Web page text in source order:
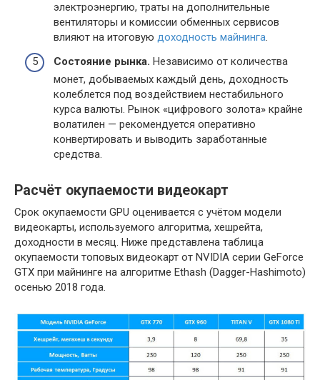
электроэнергию, траты на дополнительные
вентиляторы и комиссии обменных сервисов
влияют на итоговую доходность майнинга.
Состояние рынка. Независимо от количества
монет, добываемых каждый день, доходность
колеблется под воздействием нестабильного
курса валюты. Рынок «цифрового золота» крайне
волатилен — рекомендуется оперативно
конвертировать и выводить заработанные
средства.
Расчёт окупаемости видеокарт
Срок окупаемости GPU оценивается с учётом модели
видеокарты, используемого алгоритма, хешрейта,
доходности в месяц. Ниже представлена таблица
окупаемости топовых видеокарт от NVIDIA серии GeForce
GTX при майнинге на алгоритме Ethash (Dagger-Hashimoto)
осенью 2018 года.